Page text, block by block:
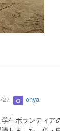
27 ohya
生ボランティア